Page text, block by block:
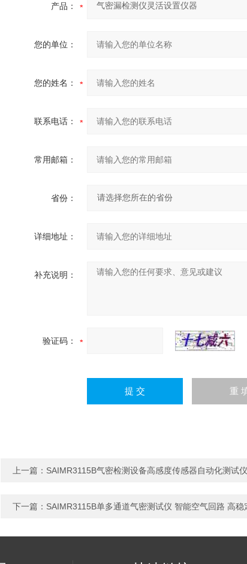
产品：
您的单位：
您的姓名：
联系电话：
常用邮箱：
省份：
详细地址：
补充说明：
验证码：
上一篇： SAIMR3115B气密检测设备高感度传感器自动化测试
下一篇： SAIMR3115B单多通道气密测试仪 智能空气回路 高稳